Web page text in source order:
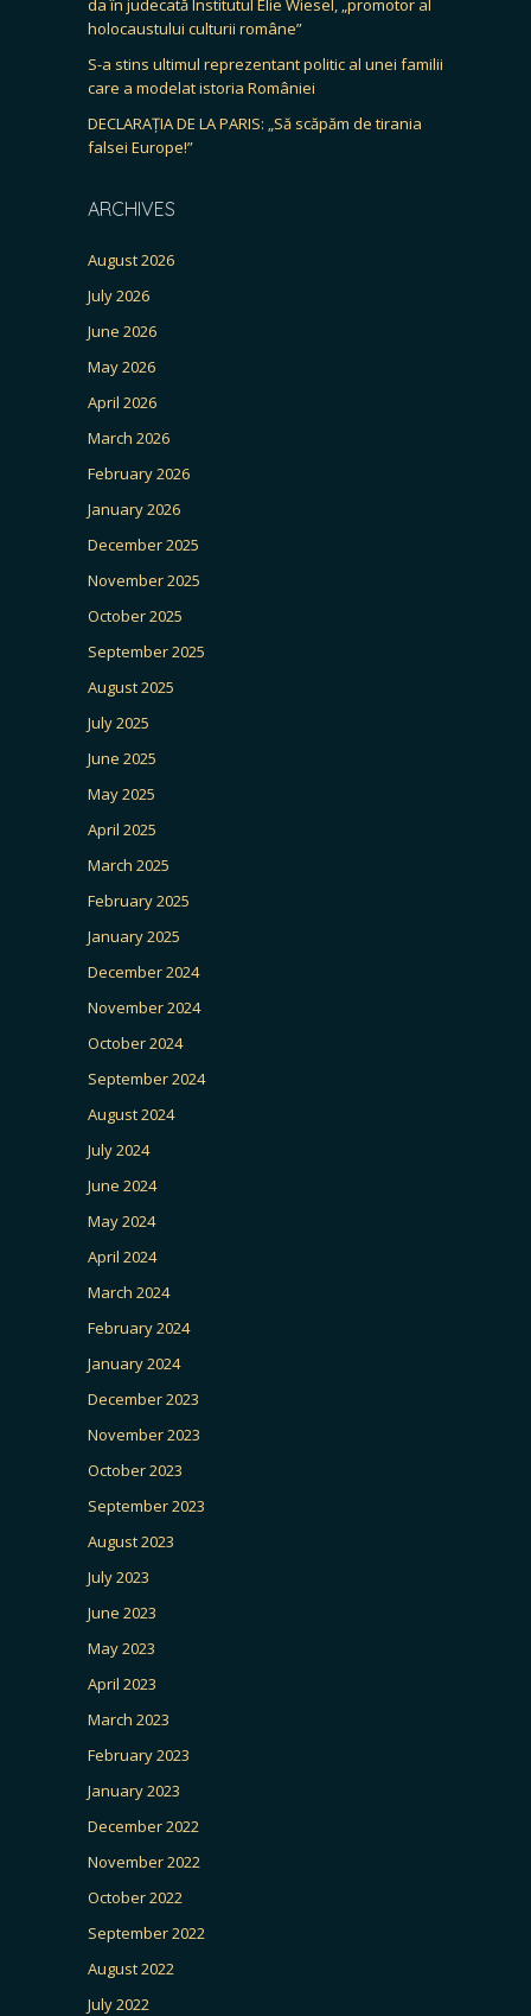
da în judecată Institutul Elie Wiesel, „promotor al
holocaustului culturii române”
S-a stins ultimul reprezentant politic al unei familii
care a modelat istoria României
DECLARAȚIA DE LA PARIS: „Să scăpăm de tirania
falsei Europe!”
ARCHIVES
August 2026
July 2026
June 2026
May 2026
April 2026
March 2026
February 2026
January 2026
December 2025
November 2025
October 2025
September 2025
August 2025
July 2025
June 2025
May 2025
April 2025
March 2025
February 2025
January 2025
December 2024
November 2024
October 2024
September 2024
August 2024
July 2024
June 2024
May 2024
April 2024
March 2024
February 2024
January 2024
December 2023
November 2023
October 2023
September 2023
August 2023
July 2023
June 2023
May 2023
April 2023
March 2023
February 2023
January 2023
December 2022
November 2022
October 2022
September 2022
August 2022
July 2022